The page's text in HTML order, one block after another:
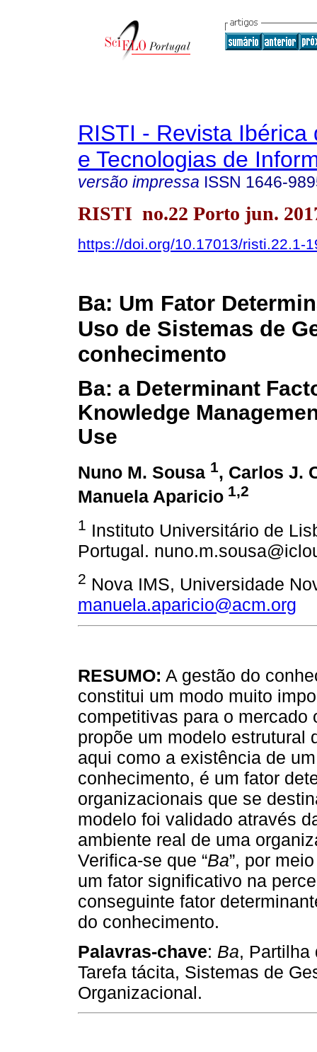
RISTI - Revista Ibérica
e Tecnologias de
versão impressa ISSN 1646-
RISTI no.22 Porto jun.
https://doi.org/10.17013/risti.22.1-
Ba: Um Fator
Uso de Sistemas de
conhecimento
Ba: a Determinant
Knowledge
Use
Nuno M. Sousa 1, Carlos J.
Manuela Aparicio 1,2
1 Instituto Universitário de
Portugal.
2 Nova IMS, Universidade
manuela.aparicio@acm.org
RESUMO: A gestão do
constitui um modo muito
competitivas para o
propõe um modelo estrutural
aqui como a existência de
conhecimento, é um fator
organizacionais que se
modelo foi validado através
ambiente real de uma
Verifica-se que “Ba”, por
um fator significativo na
conseguinte fator
do conhecimento.
Palavras-chave: Ba, Partilha
Tarefa tácita, Sistemas de
Organizacional.